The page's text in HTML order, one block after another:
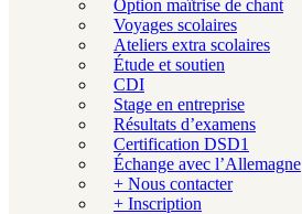
Option maîtrise de chant
Voyages scolaires
Ateliers extra scolaires
Étude et soutien
CDI
Stage en entreprise
Résultats d’examens
Certification DSD1
Échange avec l’Allemagne
+ Nous contacter
+ Inscription